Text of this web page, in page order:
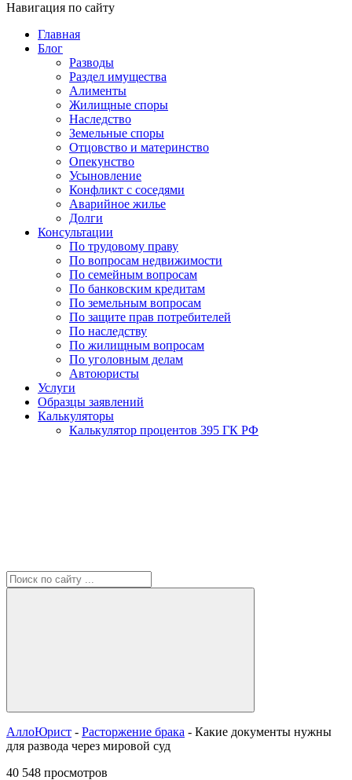
Навигация по сайту
Главная
Блог
Разводы
Раздел имущества
Алименты
Жилищные споры
Наследство
Земельные споры
Отцовство и материнство
Опекунство
Усыновление
Конфликт с соседями
Аварийное жилье
Долги
Консультации
По трудовому праву
По вопросам недвижимости
По семейным вопросам
По банковским кредитам
По земельным вопросам
По защите прав потребителей
По наследству
По жилищным вопросам
По уголовным делам
Автоюристы
Услуги
Образцы заявлений
Калькуляторы
Калькулятор процентов 395 ГК РФ
АллоЮрист - Расторжение брака - Какие документы нужны
для развода через мировой суд
40 548 просмотров